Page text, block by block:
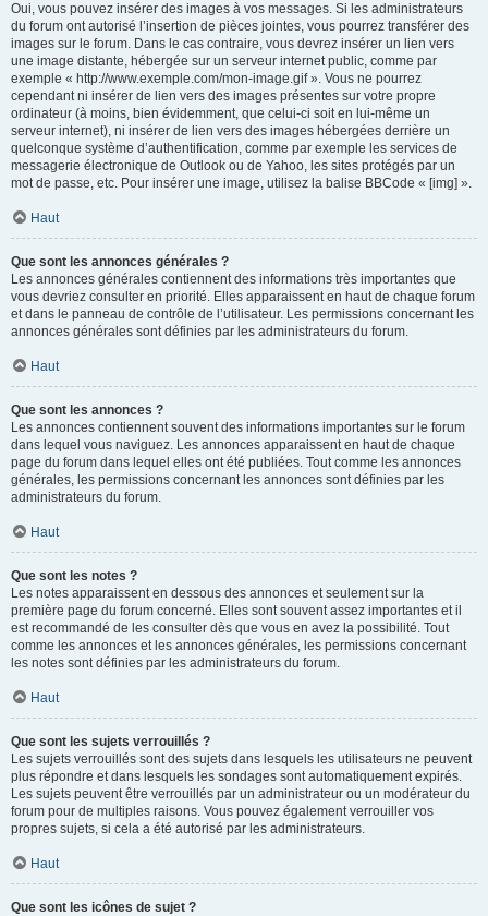
Oui, vous pouvez insérer des images à vos messages. Si les administrateurs
du forum ont autorisé l’insertion de pièces jointes, vous pourrez transférer des
images sur le forum. Dans le cas contraire, vous devrez insérer un lien vers
une image distante, hébergée sur un serveur internet public, comme par
exemple « http://www.exemple.com/mon-image.gif ». Vous ne pourrez
cependant ni insérer de lien vers des images présentes sur votre propre
ordinateur (à moins, bien évidemment, que celui-ci soit en lui-même un
serveur internet), ni insérer de lien vers des images hébergées derrière un
quelconque système d’authentification, comme par exemple les services de
messagerie électronique de Outlook ou de Yahoo, les sites protégés par un
mot de passe, etc. Pour insérer une image, utilisez la balise BBCode « [img] ».
Haut
Que sont les annonces générales ?
Les annonces générales contiennent des informations très importantes que
vous devriez consulter en priorité. Elles apparaissent en haut de chaque forum
et dans le panneau de contrôle de l’utilisateur. Les permissions concernant les
annonces générales sont définies par les administrateurs du forum.
Haut
Que sont les annonces ?
Les annonces contiennent souvent des informations importantes sur le forum
dans lequel vous naviguez. Les annonces apparaissent en haut de chaque
page du forum dans lequel elles ont été publiées. Tout comme les annonces
générales, les permissions concernant les annonces sont définies par les
administrateurs du forum.
Haut
Que sont les notes ?
Les notes apparaissent en dessous des annonces et seulement sur la
première page du forum concerné. Elles sont souvent assez importantes et il
est recommandé de les consulter dès que vous en avez la possibilité. Tout
comme les annonces et les annonces générales, les permissions concernant
les notes sont définies par les administrateurs du forum.
Haut
Que sont les sujets verrouillés ?
Les sujets verrouillés sont des sujets dans lesquels les utilisateurs ne peuvent
plus répondre et dans lesquels les sondages sont automatiquement expirés.
Les sujets peuvent être verrouillés par un administrateur ou un modérateur du
forum pour de multiples raisons. Vous pouvez également verrouiller vos
propres sujets, si cela a été autorisé par les administrateurs.
Haut
Que sont les icônes de sujet ?